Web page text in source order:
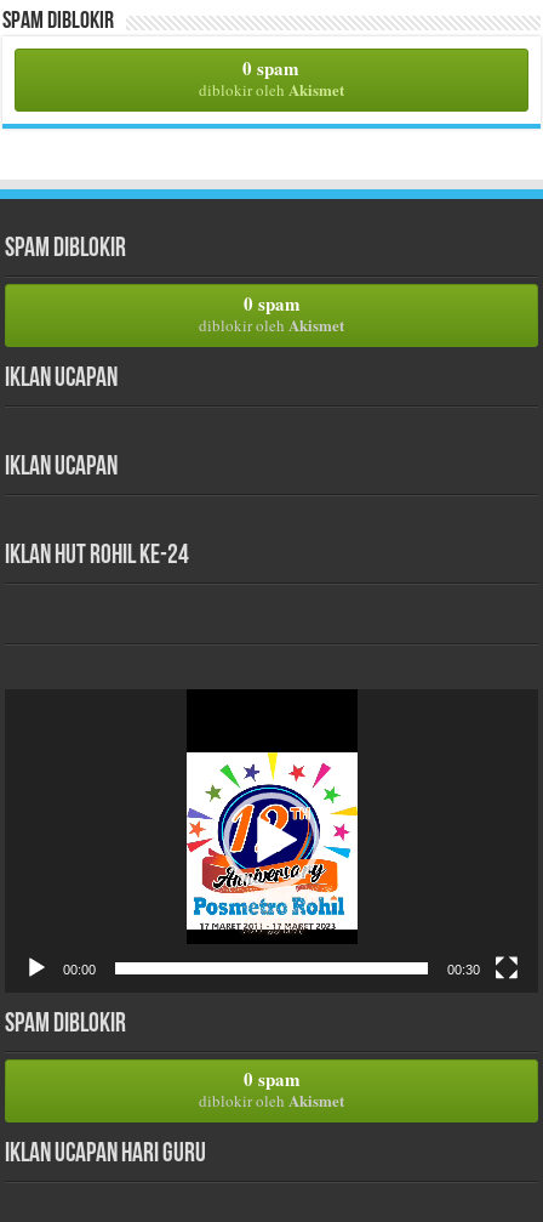
Spam Diblokir
0 spam
diblokir oleh Akismet
Spam Diblokir
0 spam
diblokir oleh Akismet
Iklan Ucapan
Iklan Ucapan
iklan HUT Rohil Ke-24
00:00 00:30
Spam Diblokir
0 spam
diblokir oleh Akismet
Iklan Ucapan Hari Guru